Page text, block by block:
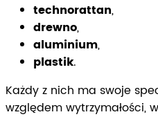
technorattan,
drewno,
aluminium,
plastik.
Każdy z nich ma swoje
względem wytrzymałości,